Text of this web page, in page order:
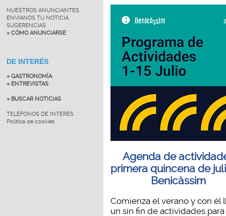
NUESTROS ANUNCIANTES
ENVÍANOS TU NOTICIA
SUGERENCIAS
» CÓMO ANUNCIARSE
DE INTERÉS
» GASTRONOMÍA
» ENTREVISTAS
» BUSCAR NOTICIAS
TELÉFONOS DE INTERÉS
Política de cookies
Agenda de
primera quincena de
Benicàssim
Comienza el verano y con él
un sin fin de actividades para